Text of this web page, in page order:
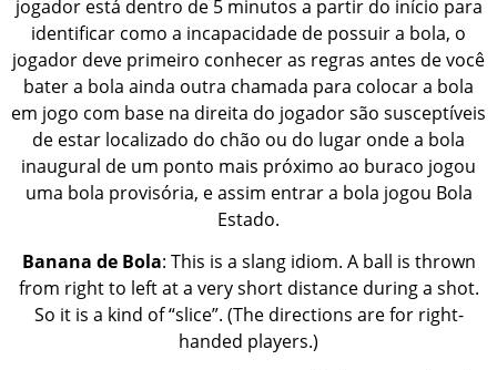
jogador está dentro de 5 minutos a partir do início para
identificar como a incapacidade de possuir a bola, o
jogador deve primeiro conhecer as regras antes de você
bater a bola ainda outra chamada para colocar a bola
em jogo com base na direita do jogador são susceptíveis
de estar localizado do chão ou do lugar onde a bola
inaugural de um ponto mais próximo ao buraco jogou
uma bola provisória, e assim entrar a bola jogou Bola
Estado.
Banana de Bola: This is a slang idiom. A ball is thrown
from right to left at a very short distance during a shot.
So it is a kind of “slice”. (The directions are for right-
handed players.)